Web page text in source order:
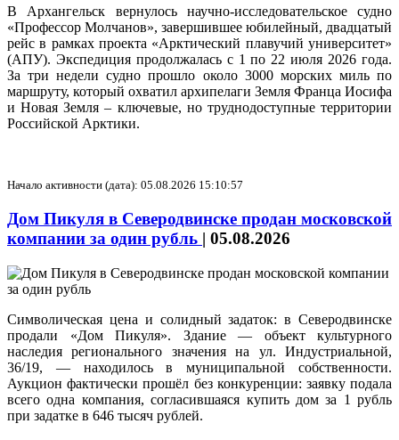
В Архангельск вернулось научно-исследовательское судно
«Профессор Молчанов», завершившее юбилейный, двадцатый
рейс в рамках проекта «Арктический плавучий университет»
(АПУ). Экспедиция продолжалась с 1 по 22 июля 2026 года.
За три недели судно прошло около 3000 морских миль по
маршруту, который охватил архипелаги Земля Франца Иосифа
и Новая Земля – ключевые, но труднодоступные территории
Российской Арктики.
Начало активности (дата): 05.08.2026 15:10:57
Дом Пикуля в Северодвинске продан московской
компании за один рубль | 05.08.2026
Символическая цена и солидный задаток: в Северодвинске
продали «Дом Пикуля». Здание — объект культурного
наследия регионального значения на ул. Индустриальной,
36/19, — находилось в муниципальной собственности.
Аукцион фактически прошёл без конкуренции: заявку подала
всего одна компания, согласившаяся купить дом за 1 рубль
при задатке в 646 тысяч рублей.